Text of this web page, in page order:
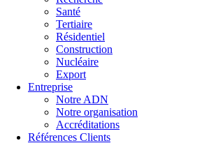
Santé
Tertiaire
Résidentiel
Construction
Nucléaire
Export
Entreprise
Notre ADN
Notre organisation
Accréditations
Références Clients